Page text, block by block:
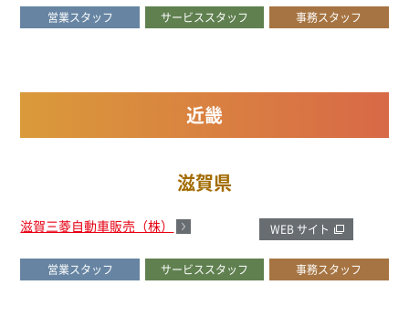
営業スタッフ サービススタッフ 事務スタッフ
近畿
滋賀県
滋賀三菱自動車販売（株）
営業スタッフ サービススタッフ 事務スタッフ
WEB サイト